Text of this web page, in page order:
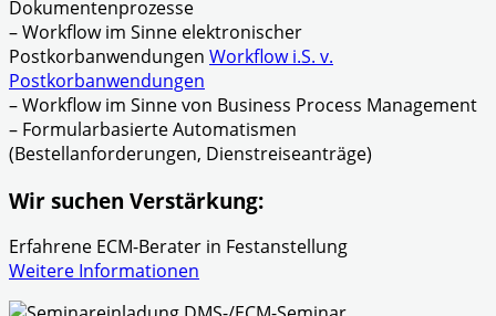
Dokumentenprozesse
– Workflow im Sinne elektronischer
Postkorbanwendungen Workflow i.S. v.
Postkorbanwendungen
– Workflow im Sinne von Business Process Management
– Formularbasierte Automatismen
(Bestellanforderungen, Dienstreiseanträge)
Wir suchen Verstärkung:
Erfahrene ECM-Berater in Festanstellung
Weitere Informationen